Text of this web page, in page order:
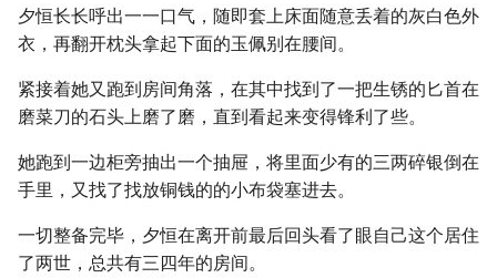
夕恒长长呼出一一口气，随即套上床面随意丢着的灰白色外
衣，再翻开枕头拿起下面的玉佩别在腰间。
紧接着她又跑到房间角落，在其中找到了一把生锈的匕首在
磨菜刀的石头上磨了磨，直到看起来变得锋利了些。
她跑到一边柜旁抽出一个抽屉，将里面少有的三两碎银倒在
手里，又找了找放铜钱的的小布袋塞进去。
一切整备完毕，夕恒在离开前最后回头看了眼自己这个居住
了两世，总共有三四年的房间。